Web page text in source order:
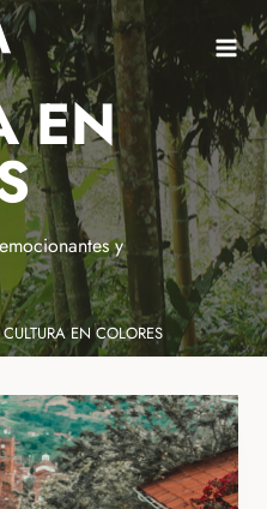
EN
y
CULTURA EN COLORES